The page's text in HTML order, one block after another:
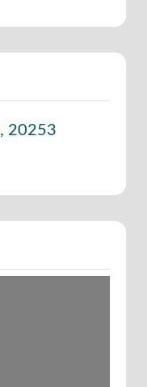
, 20253